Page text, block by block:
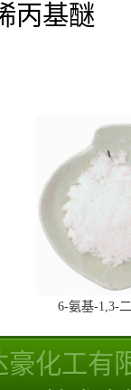
丙基醚
6-氨基-1,3-
豪化工有